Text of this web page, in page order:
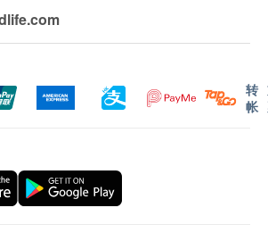
色暴雨警告生效时，送货服务时间
乎相关货品的供应情况再作最后确
易未能提供任何订单上的货品，生
接受该订单，并且会于送货前透过电
于顾客收到产品当日起计，
转
帐